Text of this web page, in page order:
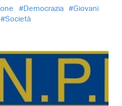
Democrazia
Giovani
Società